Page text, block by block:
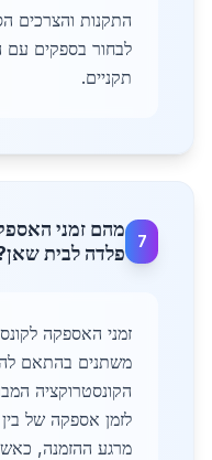
התקנות והצרכים
לבחור בספקים עם
תקניים.
7
מהם זמני
פלדה לבית
זמני האספקה
משתנים בהתאם
הקונסטרוקציה
לזמן אספקה של
מרגע ההזמנה,